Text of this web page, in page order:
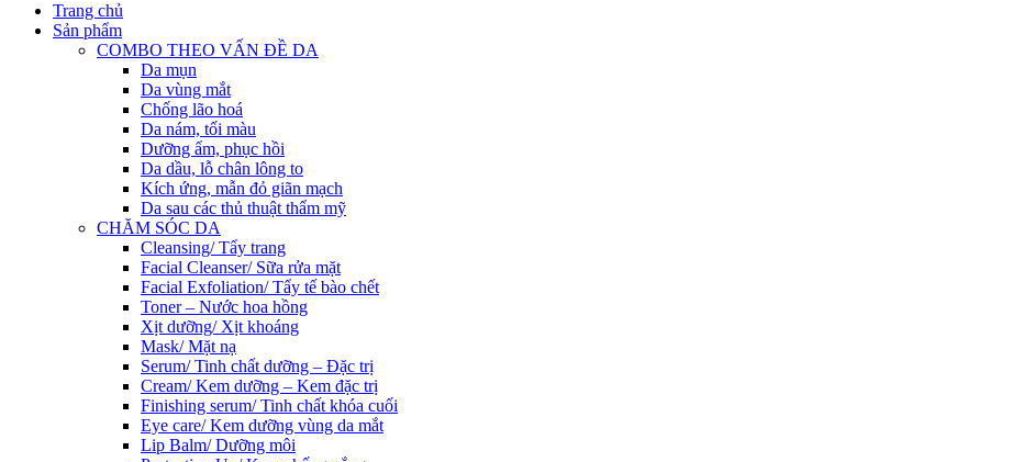
Trang chủ
Sản phẩm
COMBO THEO VẤN ĐỀ DA
Da mụn
Da vùng mắt
Chống lão hoá
Da nám, tối màu
Dưỡng ẩm, phục hồi
Da dầu, lỗ chân lông to
Kích ứng, mẫn đỏ giãn mạch
Da sau các thủ thuật thẩm mỹ
CHĂM SÓC DA
Cleansing/ Tẩy trang
Facial Cleanser/ Sữa rửa mặt
Facial Exfoliation/ Tẩy tế bào chết
Toner – Nước hoa hồng
Xịt dưỡng/ Xịt khoáng
Mask/ Mặt nạ
Serum/ Tinh chất dưỡng – Đặc trị
Cream/ Kem dưỡng – Kem đặc trị
Finishing serum/ Tinh chất khóa cuối
Eye care/ Kem dưỡng vùng da mắt
Lip Balm/ Dưỡng môi